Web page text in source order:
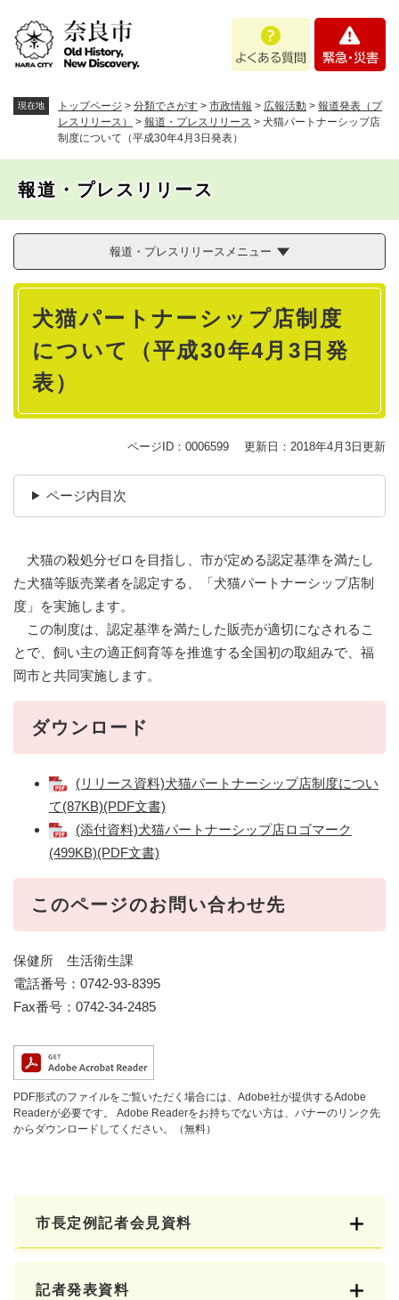
。
あ
問
・
現在地 トップページ > 分類でさがす > 市政情報 > 広報活動 > 報道発表（プ
レスリリース）
> 報道・プレスリリース > 犬猫パートナーシップ店
制度について（平成30年4月3日発表）
報道・プレスリリース
報道・プレスリリースメニュー
本
犬猫パートナーシップ店制度
について（平成30年4月3日発
表）
ページID：0006599 更新日：2018年4月3日更新
ページ内目次
犬猫の殺処分ゼロを目指し、市が定める認定基準を満たし
た犬猫等販売業者を認定する、「犬猫パートナーシップ店制
度」を実施します。
この制度は、認定基準を満たした販売が適切になされるこ
とで、飼い主の適正飼育等を推進する全国初の取組みで、福
岡市と共同実施します。
ダウンロード
(リリース資料)犬猫パートナーシップ店制度につい
て(87KB)(PDF文書)
(添付資料)犬猫パートナーシップ店ロゴマーク
(499KB)(PDF文書)
このページのお問い合わせ先
保健所 生活衛生課
電話番号：0742-93-8395
Fax番号：0742-34-2485
PDF形式のファイルをご覧いただく場合には、Adobe社が提供するAdobe
Readerが必要です。
Adobe Readerをお持ちでない方は、バナーのリンク先
からダウンロードしてください。（無料）
市長定例記者会見資料
記者発表資料